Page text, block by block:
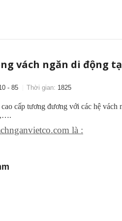
vách ngăn di động
- 85 Thời gian: 1825
cấp tương đương với các hệ vách
là :